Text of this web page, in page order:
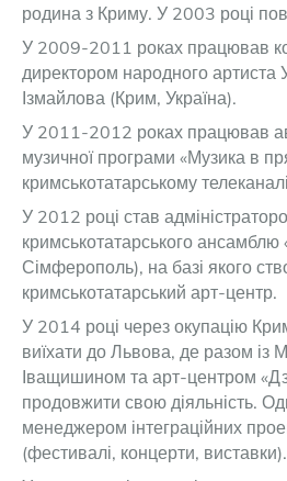
родина з Криму. У 2003 році
У 2009-2011 роках працював
директором народного артиста
Ізмайлова (Крим, Україна).
У 2011-2012 роках працював
музичної програми «Музика в
кримськотатарському
У 2012 році став
кримськотатарського ансамблю
Сімферополь), на базі якого
кримськотатарський арт-центр.
У 2014 році через окупацію
виїхати до Львова, де разом із
Іващишином та арт-центром
продовжити свою діяльність.
менеджером інтеграційних
(фестивалі, концерти, виставки).